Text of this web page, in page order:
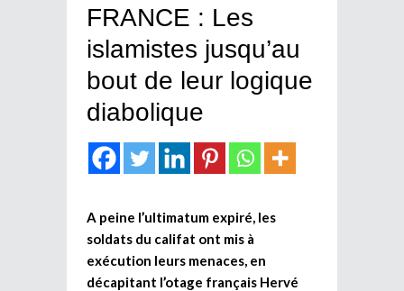
FRANCE : Les
islamistes jusqu’au
bout de leur logique
diabolique
A peine l’ultimatum expiré, les
soldats du califat ont mis à
exécution leurs menaces, en
décapitant l’otage français Hervé